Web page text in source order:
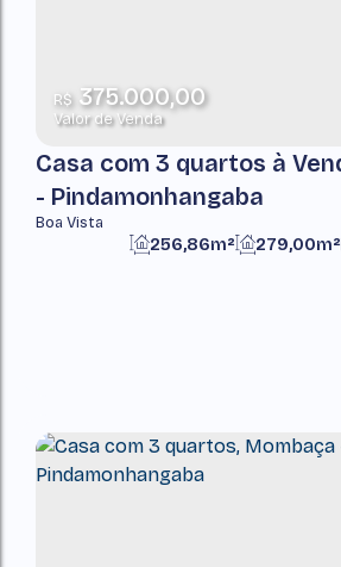
R$375.000,00
Valor de Venda
Casa com 3 quartos à
- Pindamonhangaba
Boa Vista
256,86m² 279,00m²